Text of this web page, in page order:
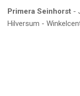
Primera Seinhorst -
Hilversum -